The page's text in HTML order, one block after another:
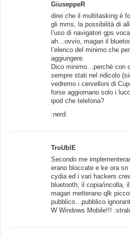
GiuseppeR
direi che il multitasking è
gli mms, la possibilità di
l’uso di navigatori gps
ah…ovvio, magari il
l’elenco del minimo che
aggiungere.
Dico minimo…perchè con
sempre stati nel ridicolo
vedremo i cervelloni di
forse aggiornano solo i
ipod che telefona?
:nerd:
TroUblE
Secondo me
erano bloccate e ke ora
cydia ed i vari hackers
bluetooth, il copia/incolla,
magari metterano qlk
pubblico…pubblico
W Windows Mobile!!!